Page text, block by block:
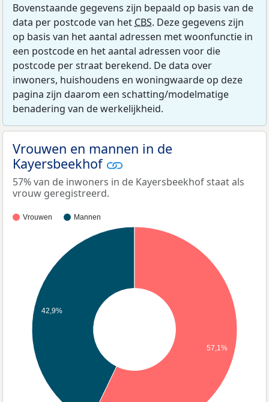
Bovenstaande gegevens zijn bepaald op basis van de
data per postcode van het CBS. Deze gegevens zijn
op basis van het aantal adressen met woonfunctie in
een postcode en het aantal adressen voor die
postcode per straat berekend. De data over
inwoners, huishoudens en woningwaarde op deze
pagina zijn daarom een schatting/modelmatige
benadering van de werkelijkheid.
Vrouwen en mannen in de
Kayersbeekhof
57% van de inwoners in de Kayersbeekhof staat als
vrouw geregistreerd.
Vrouwen Mannen
42,9%
57,1%